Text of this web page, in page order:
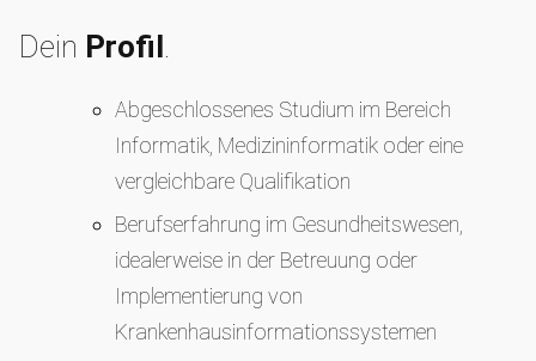
Dein Profil.
Abgeschlossenes Studium im Bereich
Informatik, Medizininformatik oder eine
vergleichbare Qualifikation
Berufserfahrung im Gesundheitswesen,
idealerweise in der Betreuung oder
Implementierung von
Krankenhausinformationssystemen